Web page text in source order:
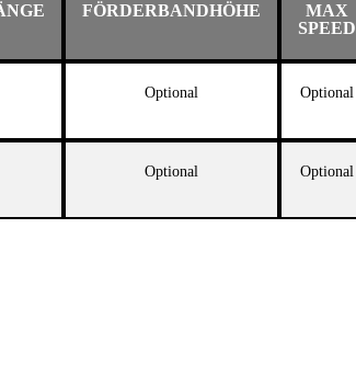
FÖRDERBANDHÖHE
MAX
SPEED
Optional Optional
Optional Optional